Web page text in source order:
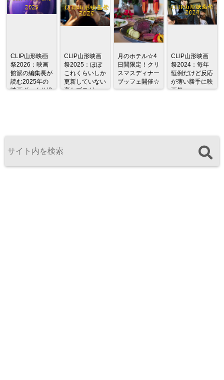
CLIP山形映画
祭2026：映画
館派の編集長が
読む2025年の
映画ざっくり総
CLIP山形映画
祭2025：ほぼ
これくらいしか
更新していない
変なブログ
月のホテル☆4
日間限定！クリ
スマスディナー
ブッフェ開催☆
CLIP山形映画
祭2024：毎年
恒例だけど反応
が薄い勝手に映
画祭